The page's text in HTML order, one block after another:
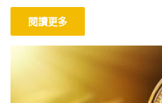
閱讀更多